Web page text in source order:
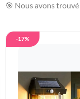
🎯 Nous avons trouvé
-17%